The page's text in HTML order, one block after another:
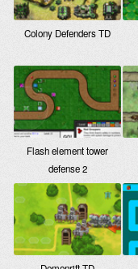
Colony Defenders TD
Flash element tower
defense 2